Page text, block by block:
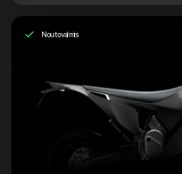
Noutovalmis